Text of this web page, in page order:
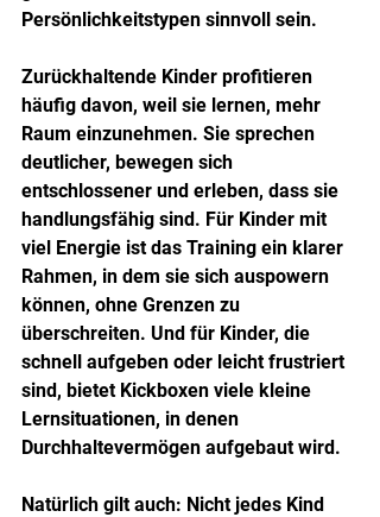
Persönlichkeitstypen sinnvoll sein.
Zurückhaltende Kinder profitieren
häufig davon, weil sie lernen, mehr
Raum einzunehmen. Sie sprechen
deutlicher, bewegen sich
entschlossener und erleben, dass sie
handlungsfähig sind. Für Kinder mit
viel Energie ist das Training ein klarer
Rahmen, in dem sie sich auspowern
können, ohne Grenzen zu
überschreiten. Und für Kinder, die
schnell aufgeben oder leicht frustriert
sind, bietet Kickboxen viele kleine
Lernsituationen, in denen
Durchhaltevermögen aufgebaut wird.
Natürlich gilt auch: Nicht jedes Kind